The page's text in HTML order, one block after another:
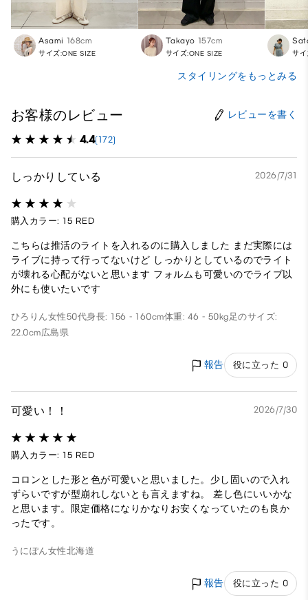
Asami 168cm
サイズ:ONE SIZE
Takayo 157cm
サイズ:ONE SIZE サ
スタイリングをもっとみる
お客様のレビュー レビューを書く
4.4(172)
しっかりしている 2026/7/31
購入カラー: 15 RED
こちらは推活のライトを入れるのに購入しました まだ実際には
ライブに持って行ってないけど しっかりとしているのでライト
が壊れる心配がないと思います フォルムも可愛いのでライブ以
外にも使いたいです
ひろりん女性50代身長: 156 - 160cm体重: 46 - 50kg 足のサイズ:
22.0cm広島県
報告 役に立った 0
可愛い！！ 2026/7/30
購入カラー: 15 RED
コロンとした形と色が可愛いと思いました。少し固いので入れ
ずらいですが型崩れしないとも言えますね。 差し色にいいかな
と思います。限定価格になりかなりお安くなっていたのも良か
ったです。
うにぽん女性北海道
報告 役に立った 0